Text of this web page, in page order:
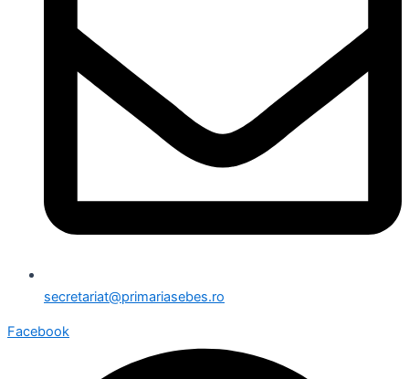
secretariat@primariasebes.ro
Facebook